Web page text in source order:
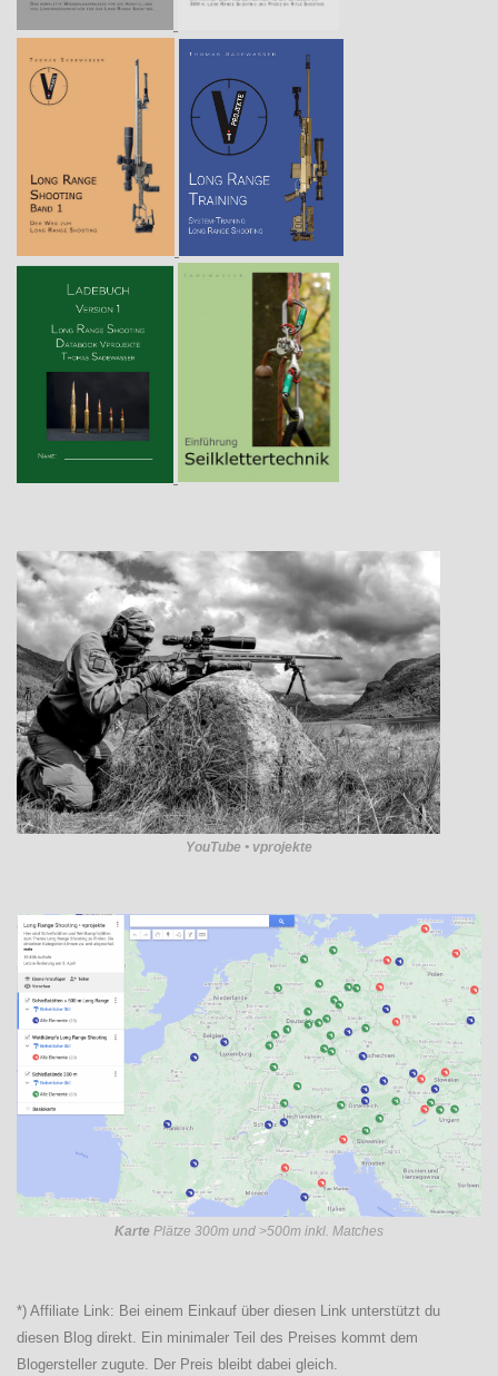
YouTube • vprojekte
Karte Plätze 300m und >500m inkl. Matches
*) Affiliate Link: Bei einem Einkauf über diesen Link unterstützt du
diesen Blog direkt. Ein minimaler Teil des Preises kommt dem
Blogersteller zugute. Der Preis bleibt dabei gleich.